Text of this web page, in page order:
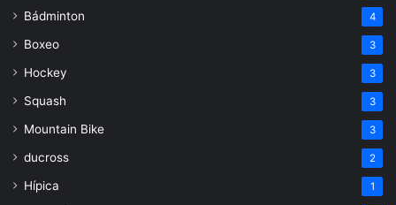
Bádminton 4
Boxeo 3
Hockey 3
Squash 3
Mountain Bike 3
ducross 2
Hípica 1